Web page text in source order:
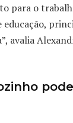
para o
avalia